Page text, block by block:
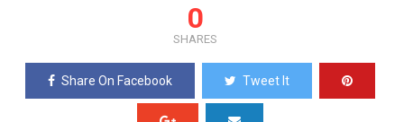
0
SHARES
Share On Facebook Tweet It